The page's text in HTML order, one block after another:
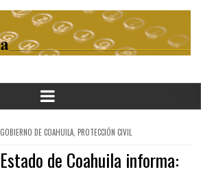
GOBIERNO DE COAHUILA PROTECCIÓN CIVIL
de Coahuila informa: